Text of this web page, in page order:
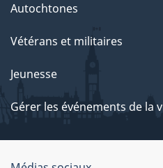
Autochtones
Vétérans et militaires
Jeunesse
Gérer les événements de la